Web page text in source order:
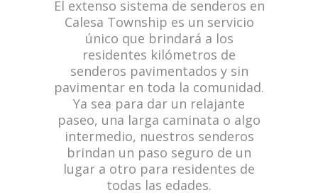
El extenso sistema de senderos en
Calesa Township es un servicio
único que brindará a los
residentes kilómetros de
senderos pavimentados y sin
pavimentar en toda la comunidad.
Ya sea para dar un relajante
paseo, una larga caminata o algo
intermedio, nuestros senderos
brindan un paso seguro de un
lugar a otro para residentes de
todas las edades.